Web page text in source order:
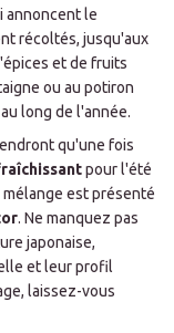
annoncent le
récoltés, jusqu'aux
et de fruits
ou au potiron
long de l'année.
qu'une fois
pour l'été
est présenté
. Ne manquez pas
japonaise,
et leur profil
laissez-vous